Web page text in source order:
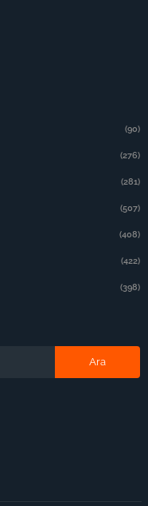
(90)
(276)
(281)
(507)
(408)
(422)
(398)